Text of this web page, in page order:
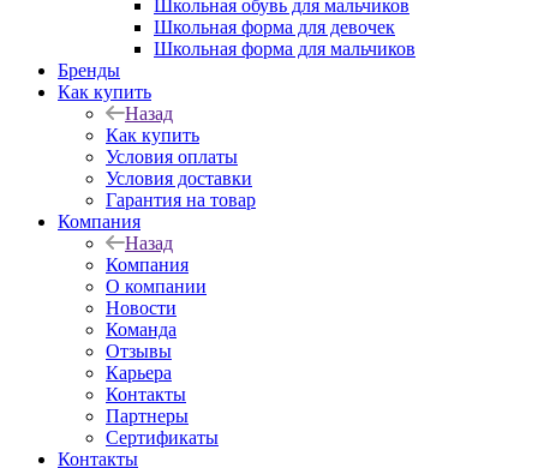
Школьная обувь для мальчиков
Школьная форма для девочек
Школьная форма для мальчиков
Бренды
Как купить
Назад
Как купить
Условия оплаты
Условия доставки
Гарантия на товар
Компания
Назад
Компания
О компании
Новости
Команда
Отзывы
Карьера
Контакты
Партнеры
Сертификаты
Контакты